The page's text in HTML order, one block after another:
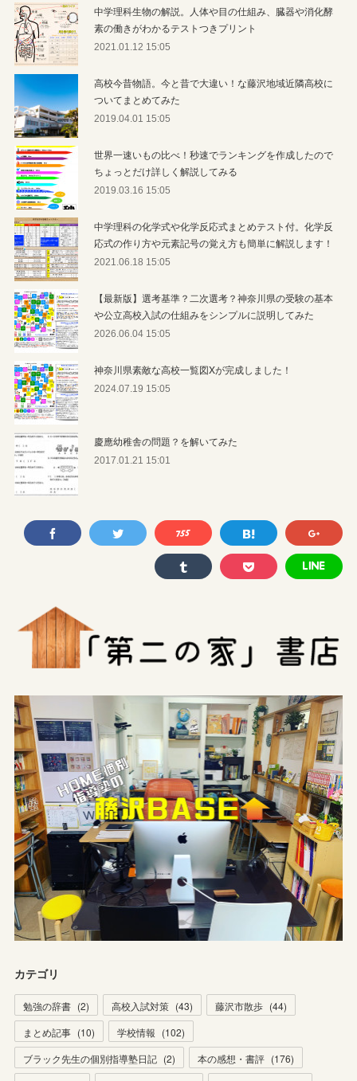
中学理科生物の解説。人体や目の仕組み、臓器や消化酵
素の働きがわかるテストつきプリント
2021.01.12 15:05
高校今昔物語。今と昔で大違い！な藤沢地域近隣高校に
ついてまとめてみた
2019.04.01 15:05
世界一速いもの比べ！秒速でランキングを作成したので
ちょっとだけ詳しく解説してみる
2019.03.16 15:05
中学理科の化学式や化学反応式まとめテスト付。化学反
応式の作り方や元素記号の覚え方も簡単に解説します！
2021.06.18 15:05
【最新版】選考基準？二次選考？神奈川県の受験の基本
や公立高校入試の仕組みをシンプルに説明してみた
2026.06.04 15:05
神奈川県素敵な高校一覧図Xが完成しました！
2024.07.19 15:05
慶應幼稚舎の問題？を解いてみた
2017.01.21 15:01
カテゴリ
勉強の辞書 (2) 高校入試対策 (43) 藤沢市散歩 (44)
まとめ記事 (10) 学校情報 (102)
ブラック先生の個別指導塾日記 (2) 本の感想・書評 (176)